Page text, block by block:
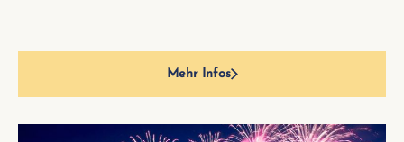
Mehr Infos